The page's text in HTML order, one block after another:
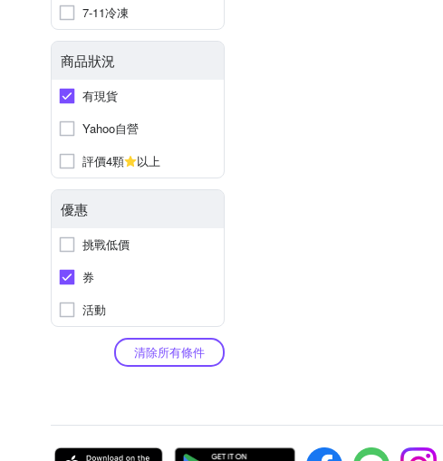
7-11冷凍
商品狀況
有現貨
Yahoo自營
評價4顆
以上
優惠
挑戰低價
券
活動
清除所有條件